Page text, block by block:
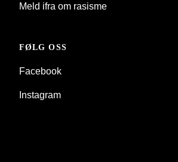
Meld ifra om rasisme
FØLG OSS
Facebook
Instagram